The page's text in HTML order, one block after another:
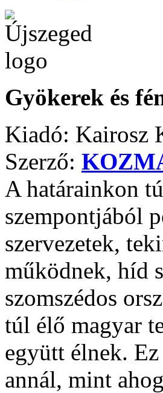
Gyökerek és
Kiadó: Kairosz
Szerző:
A határainkon
szempontjából
szervezetek,
működnek, híd
szomszédos
túl élő magyar
együtt élnek.
annál, mint